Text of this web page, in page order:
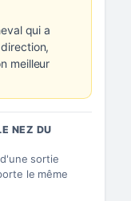
qui a
meilleur
NEZ DU
sortie
le même